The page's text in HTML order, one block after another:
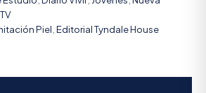
Piel Editorial Tyndale House